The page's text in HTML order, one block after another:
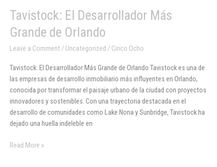
Tavistock: El Desarrollador Más
Grande de Orlando
Leave a Comment / Uncategorized / Cinco Ocho
Tavistock: El Desarrollador Más Grande de Orlando Tavistock es una de
las empresas de desarrollo inmobiliario más influyentes en Orlando,
conocida por transformar el paisaje urbano de la ciudad con proyectos
innovadores y sostenibles. Con una trayectoria destacada en el
desarrollo de comunidades como Lake Nona y Sunbridge, Tavistock ha
dejado una huella indeleble en
Tavistock:
Desarrollador
Más
de
Orlando
Read More »